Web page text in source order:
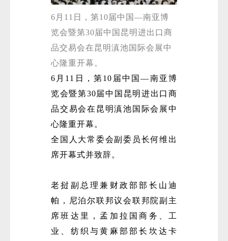
6月11日，第10届中国—南亚博
览会暨第30届中国昆明进出口商
品交易会在昆明滇池国际会展中
心隆重开幕。
6月11日，第10届中国—南亚博
览会暨第30届中国昆明进出口商
品交易会在昆明滇池国际会展中
心隆重开幕。
全国人大常委会副委员长何维出
席开幕式并致辞。
老挝副总理兼财政部部长山迪
帕，尼泊尔联邦议会联邦院副主
席班达里，孟加拉国商务、工
业、纺织与黄麻部部长坎达卡